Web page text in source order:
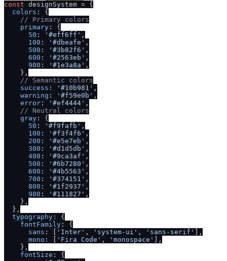
const designSystem = {
colors : {
// Primary colors
primary : {
50 : '#eff6ff' ,
100 : '#dbeafe' ,
500 : '#3b82f6' ,
600 : '#2563eb' ,
900 : '#1e3a8a' ,
    },
// Semantic colors
success : '#10b981' ,
warning : '#f59e0b' ,
error : '#ef4444' ,
// Neutral colors
gray : {
50 : '#f9fafb' ,
100 : '#f3f4f6' ,
200 : '#e5e7eb' ,
300 : '#d1d5db' ,
400 : '#9ca3af' ,
500 : '#6b7280' ,
600 : '#4b5563' ,
700 : '#374151' ,
800 : '#1f2937' ,
900 : '#111827' ,
    },
  },
typography : {
fontFamily : {
sans : [ 'Inter' , 'system-ui' , 'sans-serif'
],
mono : [ 'Fira Code' , 'monospace'
],
    },
fontSize : {